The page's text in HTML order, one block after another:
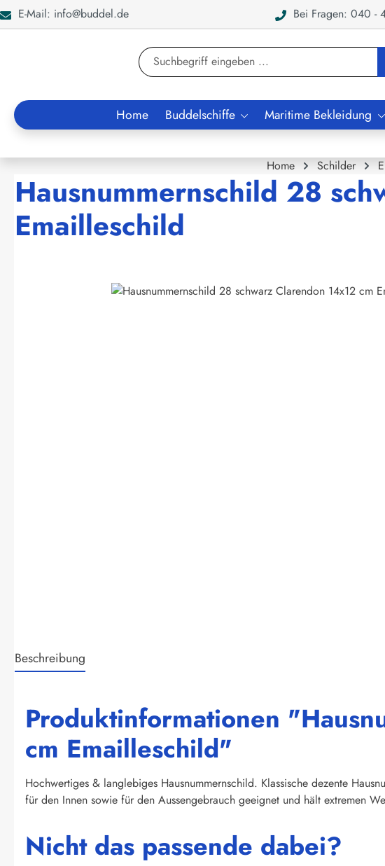
Zur Suche springen
E-Mail: info@buddel.de Bei Fragen: 040 -
Home Buddelschiffe Maritime Bekleidung
Home Schilder
Hausnummernschild 28
Emailleschild
Bildergalerie überspringen
Beschreibung
Produktinformationen
cm Emailleschild"
Hochwertiges & langlebiges Hausnummernschild. Klassische dezente
für den Innen sowie für den Aussengebrauch geeignet und hält extremen
Nicht das passende dabei?